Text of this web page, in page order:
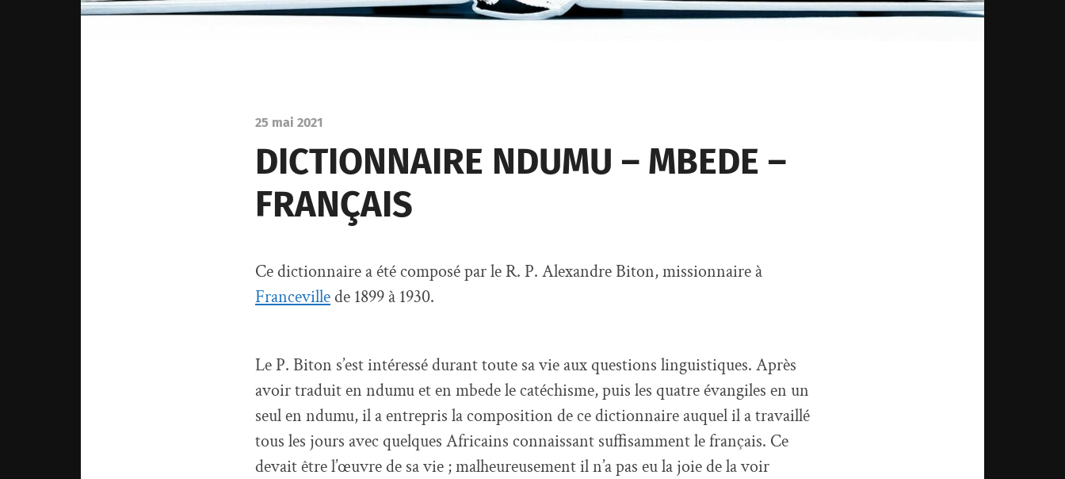
25 mai 2021
DICTIONNAIRE NDUMU – MBEDE –
FRANÇAIS
Ce dictionnaire a été composé par le R. P. Alexandre Biton, missionnaire à
Francevillede 1899 à 1930.
Le P. Biton s’est intéressé durant toute sa vie aux questions linguistiques. Après
avoir traduit en ndumu et en mbede le catéchisme, puis les quatre évangiles en un
seul en ndumu, il a entrepris la composition de ce dictionnaire auquel il a travaillé
tous les jours avec quelques Africains connaissant suffisamment le français. Ce
devait être l’œuvre de sa vie ; malheureusement il n’a pas eu la joie de la voir